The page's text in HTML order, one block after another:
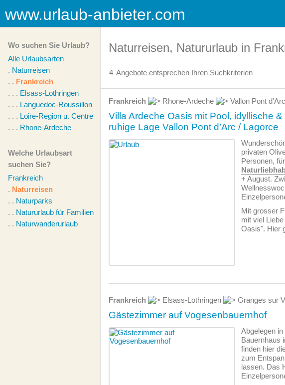
www.urlaub-anbieter.com
Wo suchen Sie Urlaub?
Alle Urlaubsarten
. Naturreisen
. . Frankreich
. . . Elsass-Lothringen
. . . Languedoc-Roussillon
. . . Loire-Region u. Centre
. . . Rhone-Ardeche
Welche Urlaubsart
suchen Sie?
Frankreich
. Naturreisen
. . Naturparks
. . Natururlaub für Familien
. . Naturwanderurlaub
Naturreisen, Natururlaub in
4 Angebote entsprechen Ihren Suchkriterien
Frankreich Rhone-Ardeche Vallon Pont
Villa Ardeche Oasis mit Pool, idyllische &
ruhige Lage Vallon Pont d’Arc / Lagorce
privaten
Personen,
+ August.
Mit grosser
mit viel
Oasis". Hier
Frankreich Elsass-Lothringen Granges sur
Gästezimmer auf Vogesenbauernhof
Abgelegen
Bauernhaus
finden hier
zum
lassen. Das